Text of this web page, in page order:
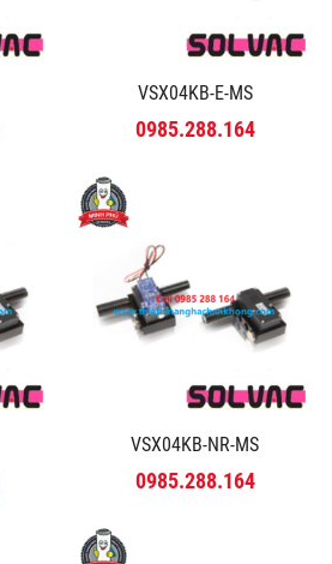
VSX04KB-E-MS
0985.288.164
VSX04KB-NR-MS
0985.288.164